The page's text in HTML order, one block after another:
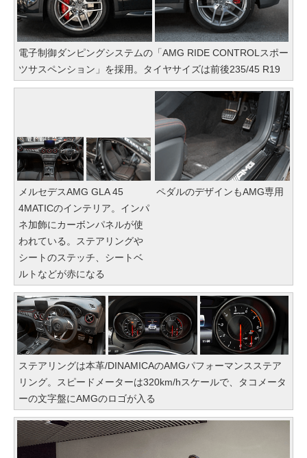
電子制御ダンピングシステムの「AMG RIDE CONTROLスポー
ツサスペンション」を採用。タイヤサイズは前後235/45 R19
メルセデスAMG GLA 45
4MATICのインテリア。インパ
ネ加飾にカーボンパネルが使
われている。ステアリングや
シートのステッチ、シートベ
ルトなどが赤になる
ペダルのデザインもAMG専用
ステアリングは本革/DINAMICAのAMGパフォーマンスステア
リング。スピードメーターは320km/hスケールで、タコメータ
ーの文字盤にAMGのロゴが入る